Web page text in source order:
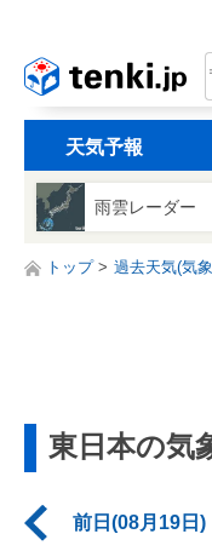
天気予報
雨雲レーダー
トップ 過去天気(気
東日本の気
前日(08月19日)